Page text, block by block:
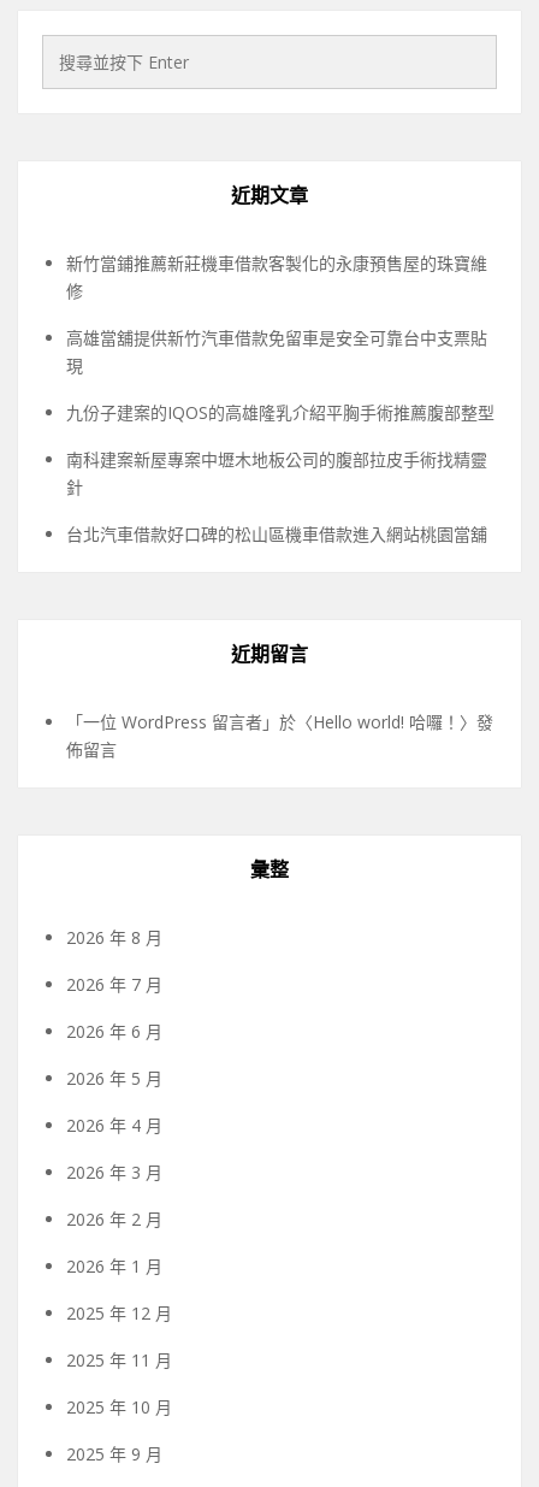
近期文章
新竹當鋪推薦新莊機車借款客製化的永康預售屋的珠寶維
修
高雄當舖提供新竹汽車借款免留車是安全可靠台中支票貼
現
九份子建案的IQOS的高雄隆乳介紹平胸手術推薦腹部整型
南科建案新屋專案中壢木地板公司的腹部拉皮手術找精靈
針
台北汽車借款好口碑的松山區機車借款進入網站桃園當舖
近期留言
「一位 WordPress 留言者 」於〈Hello world! 哈囉！ 〉發
佈留言
彙整
2026 年 8 月
2026 年 7 月
2026 年 6 月
2026 年 5 月
2026 年 4 月
2026 年 3 月
2026 年 2 月
2026 年 1 月
2025 年 12 月
2025 年 11 月
2025 年 10 月
2025 年 9 月